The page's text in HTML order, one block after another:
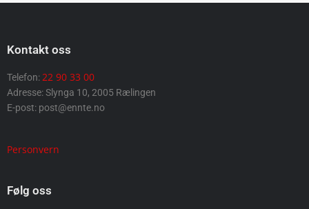
Kontakt oss
Telefon: 22 90 33 00
Adresse: Slynga 10, 2005 Rælingen
E-post: post@ennte.no
Personvern
Følg oss